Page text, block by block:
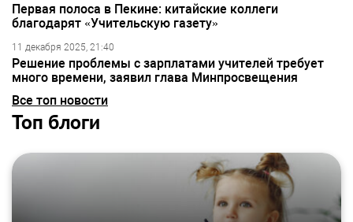
Первая полоса в Пекине: китайские коллеги
благодарят «Учительскую газету»
11 декабря 2025, 21:40
Решение проблемы с зарплатами учителей требует
много времени, заявил глава Минпросвещения
Все топ новости
Топ блоги